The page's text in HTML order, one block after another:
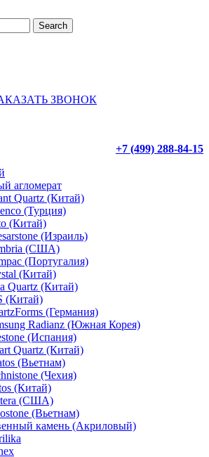
Search
ЗВОНОК
+7 (499) 288-84-15
агломерат
Quartz (Китай)
(Турция)
(Китай)
(Израиль)
(США)
(Португалия)
(Китай)
Quartz (Китай)
(Китай)
(Германия)
Radianz (Южная Корея)
(Испания)
Quartz (Китай)
(Вьетнам)
(Чехия)
(Китай)
(США)
(Вьетнам)
камень (Акриловый)